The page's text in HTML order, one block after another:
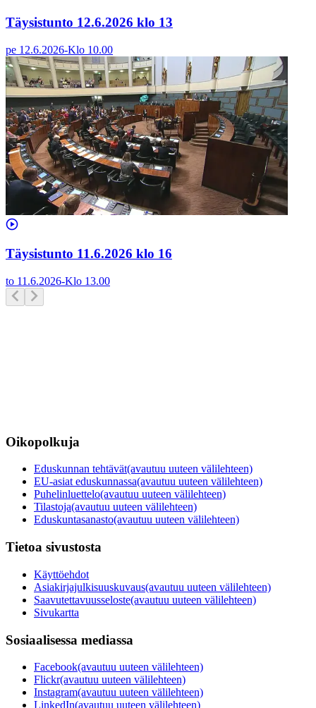
Täysistunto 12.6.2026 klo 13
pe 12.6.2026-Klo 10.00
Täysistunto 11.6.2026 klo 16
to 11.6.2026-Klo 13.00
Oikopolkuja
Eduskunnan tehtävät(avautuu uuteen välilehteen)
EU-asiat eduskunnassa(avautuu uuteen välilehteen)
Puhelinluettelo(avautuu uuteen välilehteen)
Tilastoja(avautuu uuteen välilehteen)
Eduskuntasanasto(avautuu uuteen välilehteen)
Tietoa sivustosta
Käyttöehdot
Asiakirjajulkisuuskuvaus(avautuu uuteen välilehteen)
Saavutettavuusseloste(avautuu uuteen välilehteen)
Sivukartta
Sosiaalisessa mediassa
Facebook(avautuu uuteen välilehteen)
Flickr(avautuu uuteen välilehteen)
Instagram(avautuu uuteen välilehteen)
LinkedIn(avautuu uuteen välilehteen)